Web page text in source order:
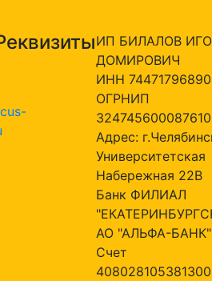
ИП БИЛАЛОВ
ДОМИРОВИЧ
ИНН
ОГРНИП
324745600087610
Адрес:
Университетская
Набережная 22В
Банк ФИЛИАЛ
АО "АЛЬФА-БАНК"
Счет